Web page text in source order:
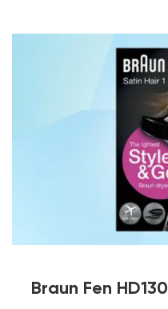
Braun Fen HD130